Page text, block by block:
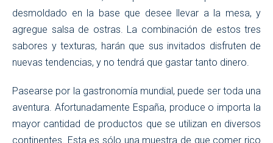
desmoldado en la base que desee llevar a la mesa, y
agregue salsa de ostras. La combinación de estos tres
sabores y texturas, harán que sus invitados disfruten de
nuevas tendencias, y no tendrá que gastar tanto dinero.
Pasearse por la gastronomía mundial, puede ser toda una
aventura. Afortunadamente España, produce o importa la
mayor cantidad de productos que se utilizan en diversos
continentes. Esta es sólo una muestra de que comer rico